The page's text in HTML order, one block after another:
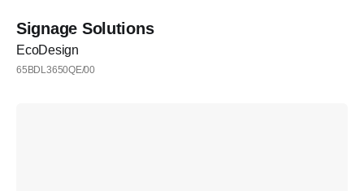
Signage Solutions
EcoDesign
65BDL3650QE/00